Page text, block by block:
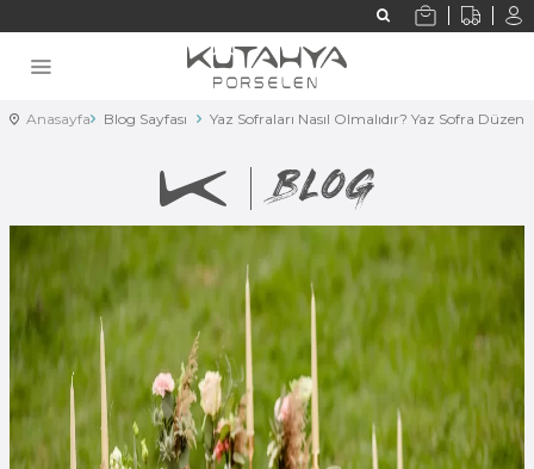
Anasayfa Blog Sayfası Yaz Sofraları Nasıl Olmalıdır? Yaz Sofra